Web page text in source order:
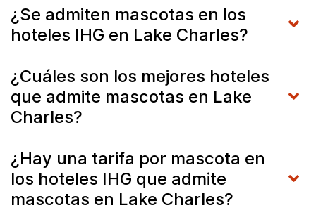
¿Se admiten mascotas en los
hoteles IHG en Lake Charles?
¿Cuáles son los mejores hoteles
que admite mascotas en Lake
Charles?
¿Hay una tarifa por mascota en
los hoteles IHG que admite
mascotas en Lake Charles?